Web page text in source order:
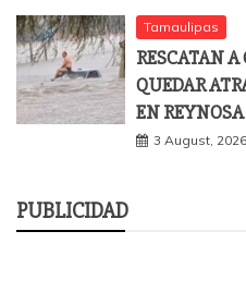
Tamaulipas
RESCATAN A
QUEDAR
EN REYNOSA
3 August, 2026
PUBLICIDAD